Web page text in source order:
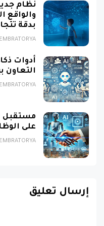
نظام
والواقع
بدقة تتجاوز
EMBRATORYA
أدوات
التعاون
EMBRATORYA
مستقبل
على
EMBRATORYA
إرسال تعليق